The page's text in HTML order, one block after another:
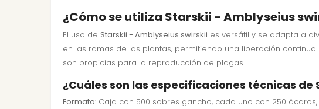
¿Cómo se utiliza Starskii - Amblyseius
El uso de Starskii - Amblyseius swirskii es versátil y se adapta a
en las ramas de las plantas, permitiendo una liberación
son propicias para la reproducción de plagas.
¿Cuáles son las especificaciones técnicas
Formato: Caja con 500 sobres gancho, cada uno con 250